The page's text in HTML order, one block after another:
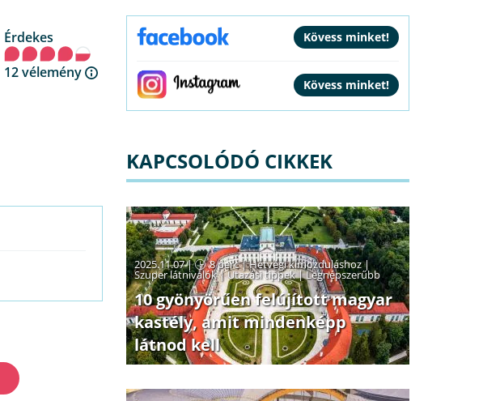
Érdekes
12 vélemény
KAPCSOLÓDÓ CIKKEK
2025.11.07 | 8 perc|Hétvégi kimozduláshoz|
Szuper látnivalók|Utazási tippek|Legnépszerűbb
10 gyönyörűen felújított magyar
kastély, amit mindenképp
látnod kell